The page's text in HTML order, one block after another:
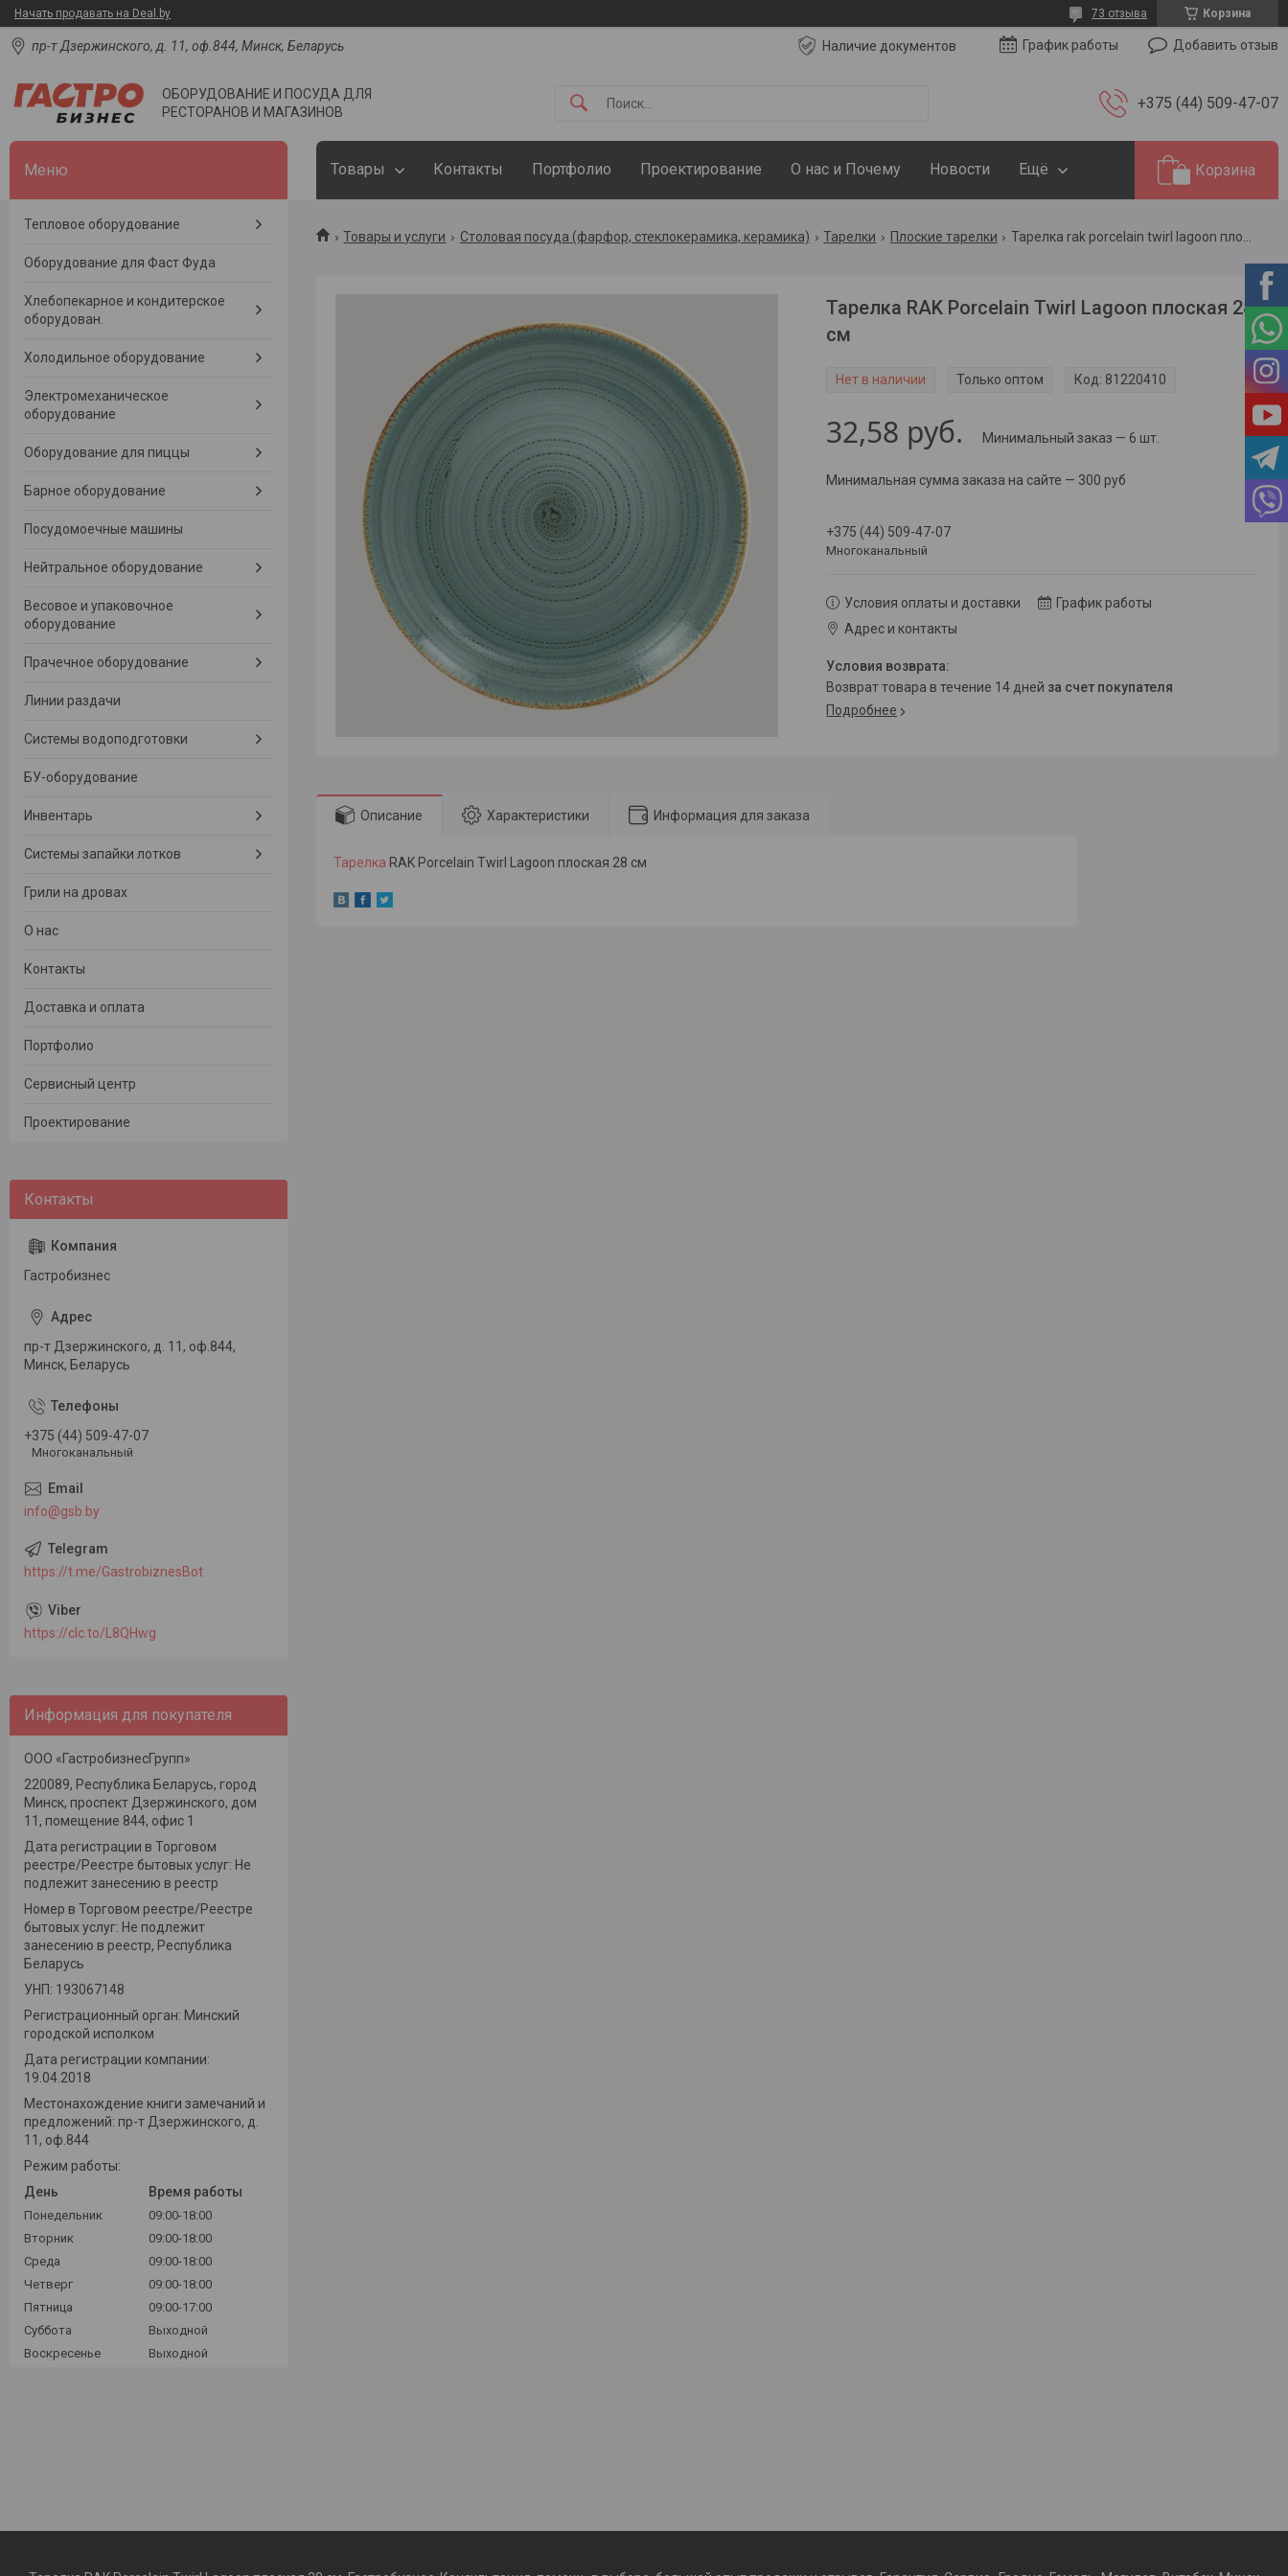
Начать продавать на Deal.by Корзина
73 отзыва
пр-т Дзержинского, д. 11, оф.844, Минск, Беларусь Наличие документов График работы Добавить отзыв
ОБОРУДОВАНИЕ И ПОСУДА ДЛЯ
РЕСТОРАНОВ И МАГАЗИНОВ
+375 (44) 509-47-07
Товары Контакты Портфолио Проектирование О нас и Почему Новости Ещё Корзина
Товары и услуги Столовая посуда (фарфор, стеклокерамика, керамика) Тарелки Плоские тарелки Тарелка rak porcelain twirl lagoon плоская 28 см
Тарелка RAK Porcelain Twirl Lagoon плоская 28
см
Нет в наличии Только оптом Код: 81220410
32,58 руб. Минимальный заказ — 6 шт.
Минимальная сумма заказа на сайте — 300 руб
+375 (44) 509-47-07
Многоканальный
Условия оплаты и доставки
График работы
Адрес и контакты
возврат товара в течение 14 дней за счет покупателя
Подробнее
Описание Характеристики Информация для заказа
Тарелка RAK Porcelain Twirl Lagoon плоская 28 см
Тепловое оборудование
Оборудование для Фаст Фуда
Хлебопекарное и кондитерское
оборудован.
Холодильное оборудование
Электромеханическое
оборудование
Оборудование для пиццы
Барное оборудование
Посудомоечные машины
Нейтральное оборудование
Весовое и упаковочное
оборудование
Прачечное оборудование
Линии раздачи
Системы водоподготовки
БУ-оборудование
Инвентарь
Системы запайки лотков
Грили на дровах
О нас
Контакты
Доставка и оплата
Портфолио
Сервисный центр
Проектирование
Гастробизнес
пр-т Дзержинского, д. 11, оф.844,
Минск, Беларусь
+375 (44) 509-47-07
Многоканальный
info@gsb.by
https://t.me/GastrobiznesBot
https://clc.to/L8QHwg
Информация для покупателя
ООО «ГастробизнесГрупп»
220089, Республика Беларусь, город
Минск, проспект Дзержинского, дом
11, помещение 844, офис 1
Дата регистрации в Торговом
реестре/Реестре бытовых услуг: Не
подлежит занесению в реестр
Номер в Торговом реестре/Реестре
бытовых услуг: Не подлежит
занесению в реестр, Республика
Беларусь
УНП: 193067148
Регистрационный орган: Минский
городской исполком
Дата регистрации компании:
19.04.2018
Местонахождение книги замечаний и
предложений: пр-т Дзержинского, д.
11, оф.844
Режим работы:
День
Время работы
Понедельник
09:00-18:00
Вторник
09:00-18:00
Среда
09:00-18:00
Четверг
09:00-18:00
Пятница
09:00-17:00
Суббота
Выходной
Воскресенье
Выходной